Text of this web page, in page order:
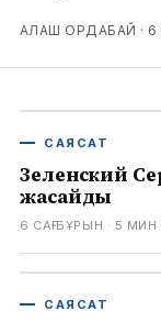
АЛАШ ОРДАБАЙ · 6
САЯСАТ
Зеленский
жасайды
6 САҒ БҰРЫН · 5 МИН
САЯСАТ